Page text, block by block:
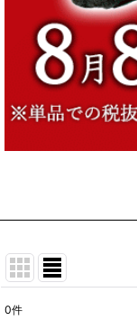
表示数
0件